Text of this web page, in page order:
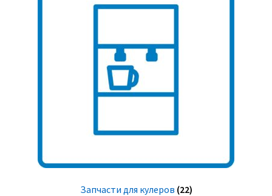
Запчасти для кулеров (22)